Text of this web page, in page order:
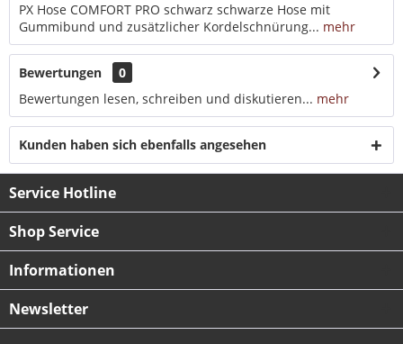
PX Hose COMFORT PRO schwarz schwarze Hose mit
Gummibund und zusätzlicher Kordelschnürung... mehr
Bewertungen
0
Bewertungen lesen, schreiben und diskutieren... mehr
Kunden haben sich ebenfalls angesehen
Service Hotline
Shop Service
Informationen
Newsletter